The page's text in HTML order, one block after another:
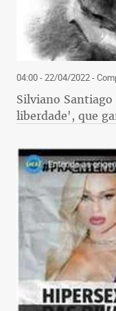
04:00 - 22/04/2022-
Silviano
liberdade', que